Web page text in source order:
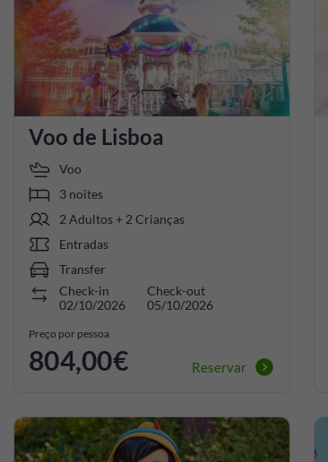
Voo de Lisboa
Voo
3 noites
2 Adultos + 2 Crianças
Entradas
Transfer
Check-in
02/10/2026
Check-out
05/10/2026
Preço por pessoa
804,00€ Reservar